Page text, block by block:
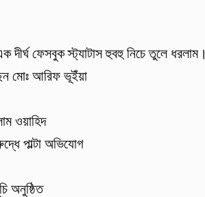
দীর্ঘ ফেসবুক স্ট্যাটাস হুবহু নিচে তুলে ধরলাম।
মোঃ আরিফ ভূইঁয়া
ওয়াহিদ
পাল্টা অভিযোগ
অনুষ্ঠিত